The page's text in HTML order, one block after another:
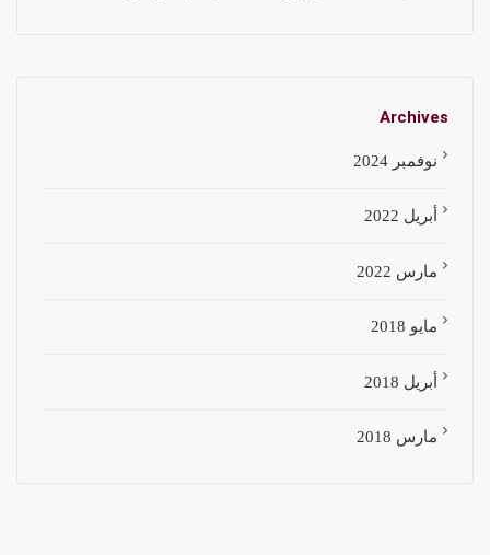
Archives
نوفمبر 2024
أبريل 2022
مارس 2022
مايو 2018
أبريل 2018
مارس 2018